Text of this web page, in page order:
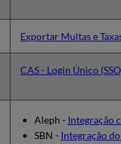
Exportar Multas e
CAS - Login Único
Aleph - Integração
SBN - Integração